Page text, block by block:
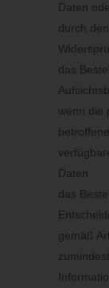
Daten
durch
das
wenn die
Daten
das
gemäß
setzen, dass die
verlangt hat,
Mitarbeiter wird
e) Recht
betroffene
die
der folgenden